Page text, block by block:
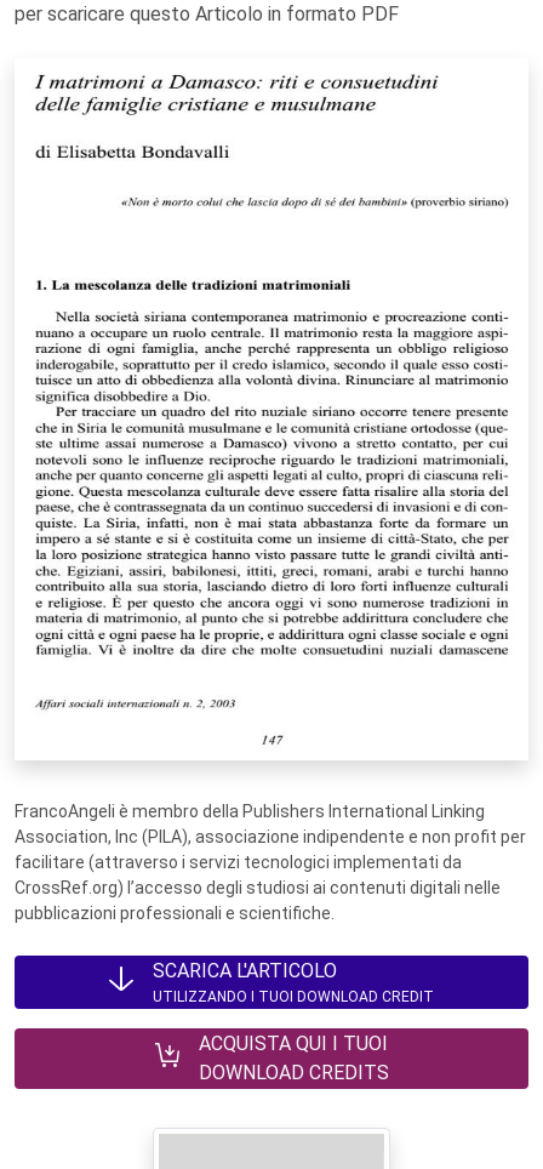
per scaricare questo Articolo in formato PDF
FrancoAngeli è membro della Publishers International Linking
Association, Inc (PILA), associazione indipendente e non profit per
facilitare (attraverso i servizi tecnologici implementati da
CrossRef.org) l’accesso degli studiosi ai contenuti digitali nelle
pubblicazioni professionali e scientifiche.
SCARICA L'ARTICOLO
UTILIZZANDO I TUOI DOWNLOAD CREDIT
ACQUISTA QUI I TUOI
DOWNLOAD CREDITS